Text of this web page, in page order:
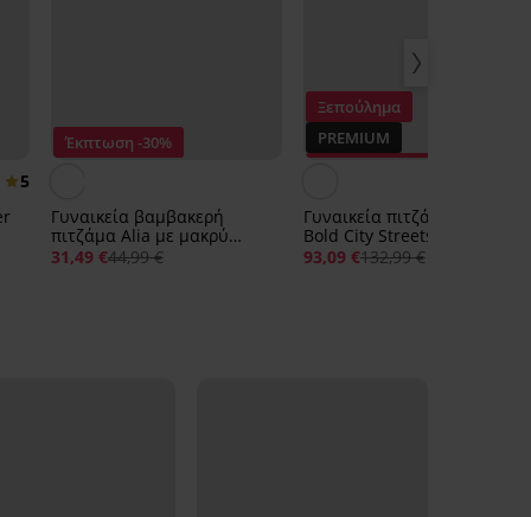
5
Έκπτωση -30%
Γυναικεία βαμβακερή
πιτζάμα Alia με μακρύ
παντελόνι
31,49 €44,99 €
Ξεπούλημα
PREMIUM
Γυναικεία πιτζάμα DKNY
Bold City Streets με μακρύ
παντελόνι
93,09 €132,99 €